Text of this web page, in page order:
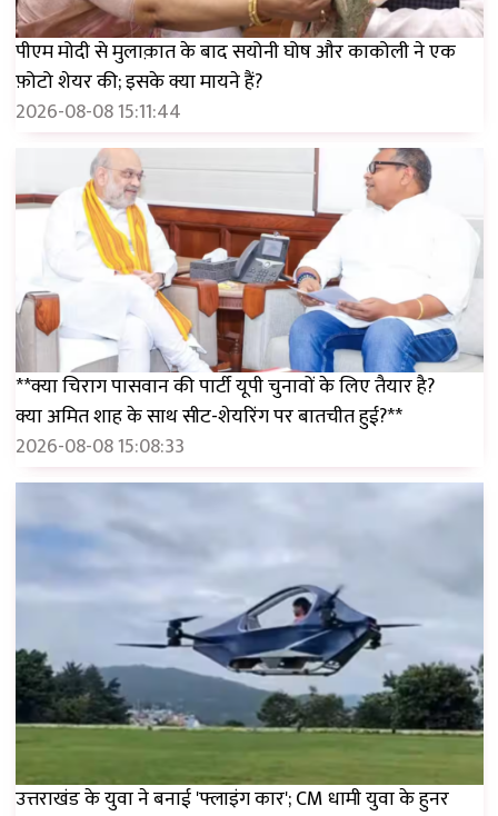
पीएम मोदी से मुलाक़ात के बाद सयोनी घोष और काकोली ने एक
फ़ोटो शेयर की; इसके क्या मायने हैं?
2026-08-08 15:11:44
**क्या चिराग पासवान की पार्टी यूपी चुनावों के लिए तैयार है?
क्या अमित शाह के साथ सीट-शेयरिंग पर बातचीत हुई?**
2026-08-08 15:08:33
उत्तराखंड के युवा ने बनाई 'फ्लाइंग कार'; CM धामी युवा के हुनर ​​